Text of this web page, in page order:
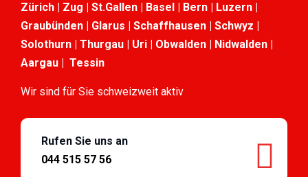
Zürich | Zug | St.Gallen | Basel | Bern | Luzern |
Graubünden | Glarus | Schaffhausen | Schwyz |
Solothurn | Thurgau | Uri | Obwalden | Nidwalden |
Aargau | Tessin
Wir sind für Sie schweizweit aktiv
Rufen Sie uns an
044 515 57 56